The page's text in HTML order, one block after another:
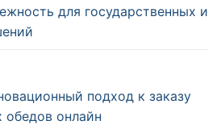
для государственных и
подход к заказу
обедов онлайн